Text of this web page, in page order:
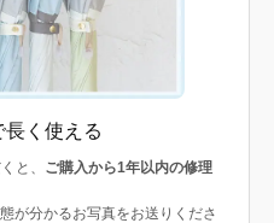
く使える
と、 ご購入から1年以内の修理
が分かるお写真をお送りくださ